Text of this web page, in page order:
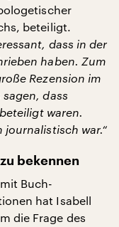
beteiligt.
dass in der
haben. Zum
Rezension im
sagen, dass
waren.
journalistisch war.“
bekennen
Buch-
hat Isabell
die Frage des